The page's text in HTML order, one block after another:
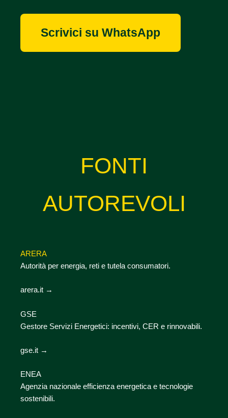
Scrivici su WhatsApp
FONTI
AUTOREVOLI
ARERA
Autorità per energia, reti e tutela consumatori.
arera.it →
GSE
Gestore Servizi Energetici: incentivi, CER e rinnovabili.
gse.it →
ENEA
Agenzia nazionale efficienza energetica e tecnologie
sostenibili.